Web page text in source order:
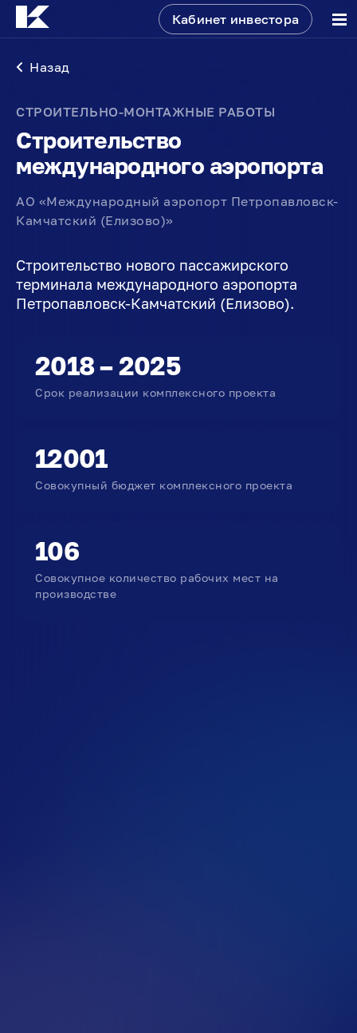
Кабинет инвестора
Назад
СТРОИТЕЛЬНО-МОНТАЖНЫЕ РАБОТЫ
Строительство
международного аэропорта
АО «Международный аэропорт Петропавловск-
Камчатский (Елизово)»
Строительство нового пассажирского
терминала международного аэропорта
Петропавловск-Камчатский (Елизово).
2018 – 2025
Срок реализации комплексного проекта
12001
Совокупный бюджет комплексного проекта
106
Совокупное количество рабочих мест на
производстве